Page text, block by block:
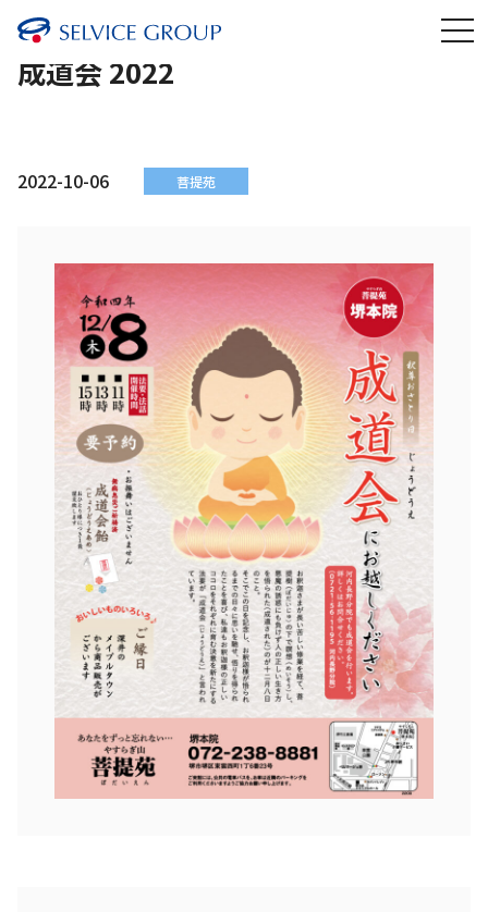
成道会 2022
2022-10-06 菩提苑